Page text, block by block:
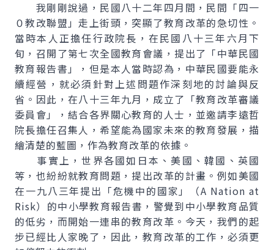
我剛剛說過，民國八十二年四月間，民間「四一
０教改聯盟」走上街頭，突顯了教育改革的急切性。
當時本人正擔任行政院長，在民國八十三年六月下
旬，召開了第七次全國教育會議，提出了「中華民國
教育報告書」，但是本人當時認為，中華民國要能永
續經營，就必須針對上述問題作深刻地的討論與反
省。因此，在八十三年九月，成立了「教育改革審議
委員會」，結合各界關心教育的人士，並邀請李遠哲
院長擔任召集人，希望能為國家未來的教育發展，描
繪清楚的藍圖，作為教育改革的依據。
事實上，世界各國如日本、美國、韓國、英國
等，也紛紛就教育問題，提出改革的計畫。例如美國
在一九八三年提出「危機中的國家」（A Nation at
Risk）的中小學教育報告書，警覺到中小學教育品質
的低劣，而開始一連串的教育改革。今天，我們的起
步已經比人家晚了，因此，教育改革的工作，必須更